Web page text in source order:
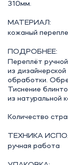
310мм.
МАТЕРИАЛ:
кожаный
ПОДРОБНЕЕ:
Переплёт
из
обработки.
Тиснение
из натуральной
Количество
ТЕХНИКА
ручная работа